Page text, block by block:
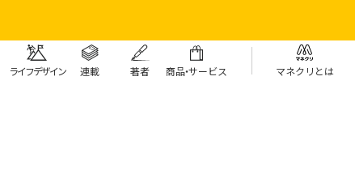
ライフデザイン 連載 著者 商品・サービス マネクリとは